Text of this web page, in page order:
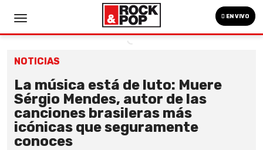
EN VIVO
NOTICIAS
La música está de luto: Muere
Sérgio Mendes, autor de las
canciones brasileras más
icónicas que seguramente
conoces